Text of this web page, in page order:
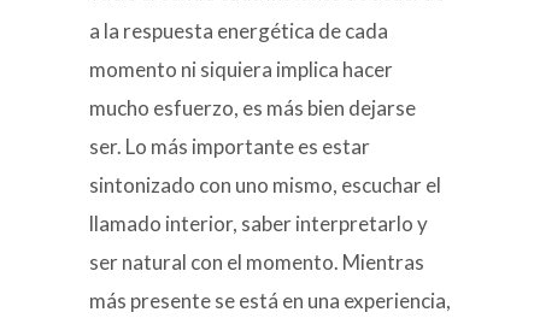
a la respuesta energética de cada
momento ni siquiera implica hacer
mucho esfuerzo, es más bien dejarse
ser. Lo más importante es estar
sintonizado con uno mismo, escuchar el
llamado interior, saber interpretarlo y
ser natural con el momento. Mientras
más presente se está en una experiencia,